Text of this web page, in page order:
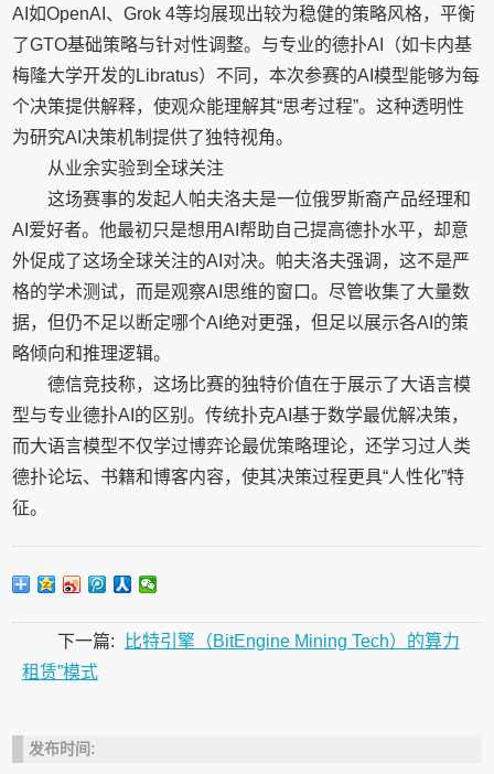
AI如OpenAI、Grok 4等均展现出较为稳健的策略风格，平衡
了GTO基础策略与针对性调整。与专业的德扑AI（如卡内基
梅隆大学开发的Libratus）不同，本次参赛的AI模型能够为每
个决策提供解释，使观众能理解其“思考过程”。这种透明性
为研究AI决策机制提供了独特视角。
从业余实验到全球关注
这场赛事的发起人帕夫洛夫是一位俄罗斯裔产品经理和
AI爱好者。他最初只是想用AI帮助自己提高德扑水平，却意
外促成了这场全球关注的AI对决。帕夫洛夫强调，这不是严
格的学术测试，而是观察AI思维的窗口。尽管收集了大量数
据，但仍不足以断定哪个AI绝对更强，但足以展示各AI的策
略倾向和推理逻辑。
德信竞技称，这场比赛的独特价值在于展示了大语言模
型与专业德扑AI的区别。传统扑克AI基于数学最优解决策，
而大语言模型不仅学过博弈论最优策略理论，还学习过人类
德扑论坛、书籍和博客内容，使其决策过程更具“人性化”特
征。
下一篇:
比特引擎（BitEngine Mining Tech）的算力
租赁”模式
发布时间: